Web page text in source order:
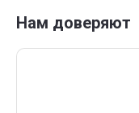
Нам доверяют